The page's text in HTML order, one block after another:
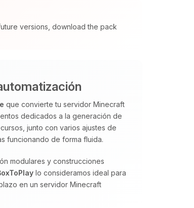
versions, download the pack
que convierte tu servidor Minecraft
dedicados a la generación de
junto con varios ajustes de
funcionando de forma fluida.
modulares y construcciones
lo consideramos ideal para
en un servidor Minecraft